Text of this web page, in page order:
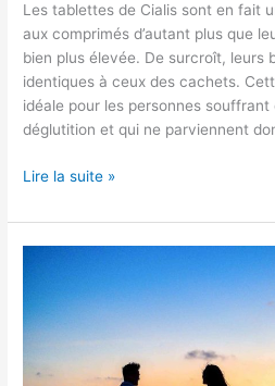
Les tablettes de Cialis sont en fait
aux comprimés d’autant plus que
bien plus élevée. De surcroît, leurs
identiques à ceux des cachets.
idéale pour les personnes souffrant
déglutition et qui ne parviennent
tablettes
Lire la suite »
acheter
du
en